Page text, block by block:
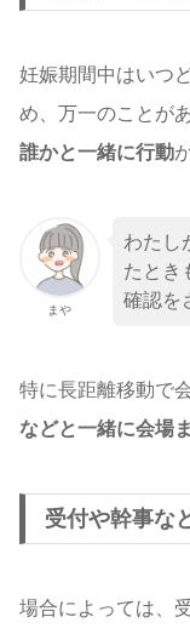
妊娠期間中はいつ
め、万一のことが
誰かと一緒に行動
まや
わたし
たとき
確認を
特に長距離移動で
などと一緒に会場
受付や幹事な
場合によっては、